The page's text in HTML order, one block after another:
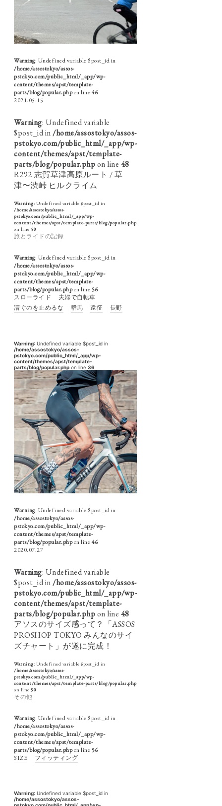
Warning: Undefined variable $post_id in
/home/assostokyo/assos-
pstokyo.com/public_html/_app/wp-
content/themes/apst/template-
parts/blog/popular.phpon line 46
2021.05.15
Warning: Undefined variable
$post_id in/home/assostokyo/assos-
pstokyo.com/public_html/_app/wp-
content/themes/apst/template-
parts/blog/popular.phpon line 48
R292 志賀草津高原ルート / 草
津〜渋峠 ヒルクライム
Warning: Undefined variable $post_id in
/home/assostokyo/assos-
pstokyo.com/public_html/_app/wp-
content/themes/apst/template-parts/blog/popular.php
on line 50
旅とライドの記録
Warning: Undefined variable $post_id in
/home/assostokyo/assos-
pstokyo.com/public_html/_app/wp-
content/themes/apst/template-
parts/blog/popular.phpon line 56
スローライド
夫婦で自転車
漕ぐのを止めるな
群馬 遠征 長野
Warning: Undefined variable $post_id in
/home/assostokyo/assos-
pstokyo.com/public_html/_app/wp-
content/themes/apst/template-
parts/blog/popular.php on line 36
Warning: Undefined variable $post_id in
/home/assostokyo/assos-
pstokyo.com/public_html/_app/wp-
content/themes/apst/template-
parts/blog/popular.phpon line 46
2020.07.27
Warning: Undefined variable
$post_id in/home/assostokyo/assos-
pstokyo.com/public_html/_app/wp-
content/themes/apst/template-
parts/blog/popular.phpon line 48
アソスのサイズ感って？「ASSOS
PROSHOP TOKYO みんなのサイ
ズチャート」が遂に完成！
Warning: Undefined variable $post_id in
/home/assostokyo/assos-
pstokyo.com/public_html/_app/wp-
content/themes/apst/template-parts/blog/popular.php
on line 50
その他
Warning: Undefined variable $post_id in
/home/assostokyo/assos-
pstokyo.com/public_html/_app/wp-
content/themes/apst/template-
parts/blog/popular.phpon line 56
SIZE
フィッティング
Warning: Undefined variable $post_id in
/home/assostokyo/assos-